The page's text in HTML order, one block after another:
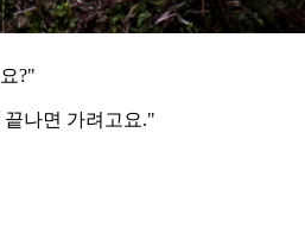
?"
나면 가려고요."